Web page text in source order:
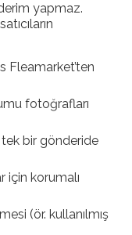
yapmaz.
Fleamarket’ten
fotoğrafları
bir gönderide
için korumalı
(ör. kullanılmış